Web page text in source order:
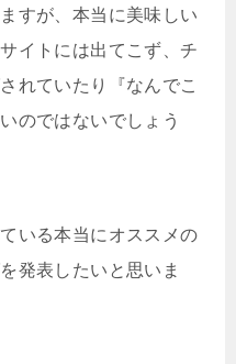
すが、本当に美味しい
イトには出てこず、チ
れていたり『なんでこ
のではないでしょう
いる本当にオススメの
発表したいと思いま